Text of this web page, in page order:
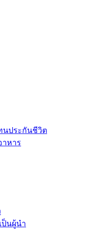
นประกันชีวิต
าหาร
ป็นผู้นำ